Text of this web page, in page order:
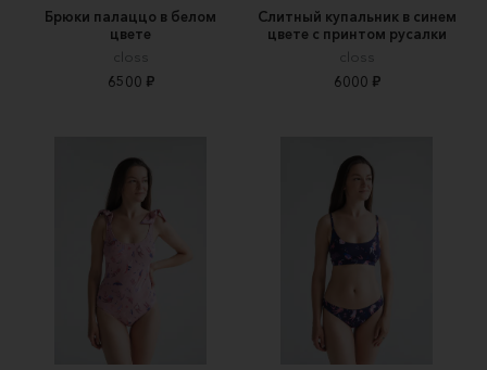
Брюки палаццо в белом
цвете
closs
6500 ₽
Слитный купальник в синем
цвете с принтом русалки
closs
6000 ₽